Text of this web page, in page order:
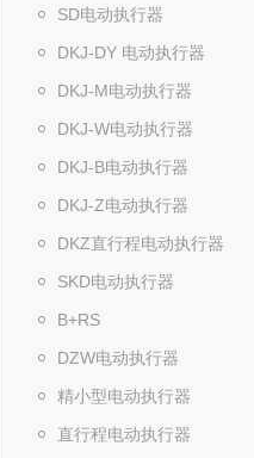
SD电动执行器
DKJ-DY 电动执行器
DKJ-M电动执行器
DKJ-W电动执行器
DKJ-B电动执行器
DKJ-Z电动执行器
DKZ直行程电动执行器
SKD电动执行器
B+RS
DZW电动执行器
精小型电动执行器
直行程电动执行器